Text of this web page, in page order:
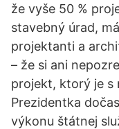
že vyše 50 %
stavebný úrad,
projektanti a
– že si ani
projekt, ktorý je s
Prezidentka
výkonu štátnej